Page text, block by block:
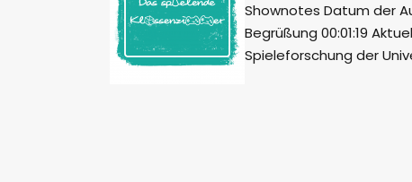
Shownotes Datum der
Begrüßung 00:01:19
Spieleforschung der